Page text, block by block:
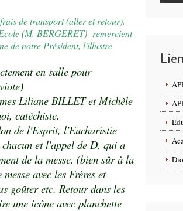
de transport (aller et retour).
(M. BERGERET) remercient
de notre Président, l'illustre
en salle pour
Liliane BILLET et Michèle
catéchiste.
de l'Esprit, l'Eucharistie
et l'appel de D. qui a
de la messe. (bien sûr à la
avec les Frères et
goûter etc. Retour dans les
une icône avec planchette